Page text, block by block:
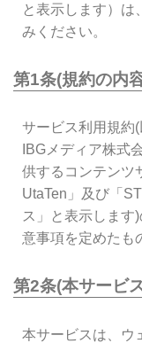
と表示します）は
みください。
第1条(規約の内
サービス利用規約(
IBGメディア株式
供するコンテンツ
UtaTen」及び「
ス」と表示します
意事項を定めたも
第2条(本サービ
本サービスは、ウ